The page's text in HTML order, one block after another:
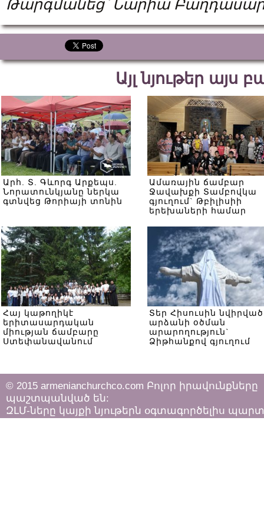
Թարգմանեց՝ Նարիա
Այլ նյութեր այս
Արհ. Տ. Գևորգ Արքեպս.
Նորատունկյանը ներկա
գտնվեց Թորիայի տոնին
Ամառային ճամբար
Ջավախքի Տամբովկա
գյուղում` Թբիլիսիի
երեխաների համար
Հայ կաթողիկէ
երիտասարդական
միության ճամբարը
Ստեփանավանում
Տեր Հիսուսին նվիրված
արձանի օծման
արարողություն`
Ձիթհանքով գյուղում
© 2015 armenianchurchco.com Բոլոր իրավունքները
պաշտպանված են:
ԶԼՄ-ները կայքի նյութերն օգտագործելիս